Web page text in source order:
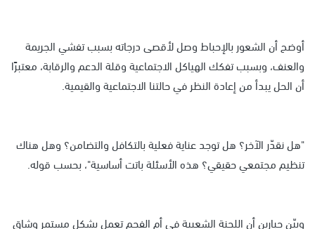
أوضح أن الشعور بالإحباط وصل لأقصى درجاته بسبب تفشي الجريمة
والعنف، وبسبب تفكك الهياكل الاجتماعية وقلة الدعم والرقابة، معتبرًا
أن الحل يبدأ من إعادة النظر في حالتنا الاجتماعية والقيمية.
"هل نقدّر الآخر؟ هل توجد عناية فعلية بالتكافل والتضامن؟ وهل هناك
تنظيم مجتمعي حقيقي؟ هذه الأسئلة باتت أساسية"، بحسب قوله.
وبيّن جبارين أن اللجنة الشعبية في أم الفحم تعمل بشكل مستمر وشاق